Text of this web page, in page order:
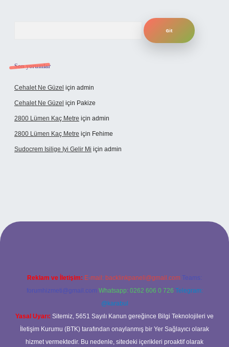
Son yorumlar
Cehalet Ne Güzel için admin
Cehalet Ne Güzel için Pakize
2800 Lümen Kaç Metre için admin
2800 Lümen Kaç Metre için Fehime
Sudocrem Isilige Iyi Gelir Mi için admin
opera bet giriş
Reklam ve İletişim: E-mail: backlinkpaneli@gmail.com Teams:
forumhizmeti@gmail.com Whatsapp: 0262 606 0 726 Telegram:
@karabul
Yasal Uyarı: Sitemiz, 5651 Sayılı Kanun gereğince Bilgi Teknolojileri ve
İletişim Kurumu (BTK) tarafından onaylanmış bir Yer Sağlayıcı olarak
hizmet vermektedir. Bu nedenle, sitedeki içerikleri proaktif olarak